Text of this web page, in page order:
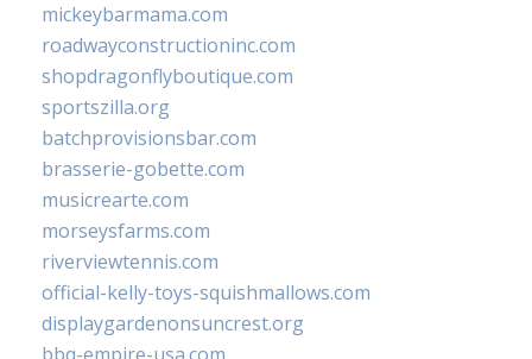
mickeybarmama.com
roadwayconstructioninc.com
shopdragonflyboutique.com
sportszilla.org
batchprovisionsbar.com
brasserie-gobette.com
musicrearte.com
morseysfarms.com
riverviewtennis.com
official-kelly-toys-squishmallows.com
displaygardenonsuncrest.org